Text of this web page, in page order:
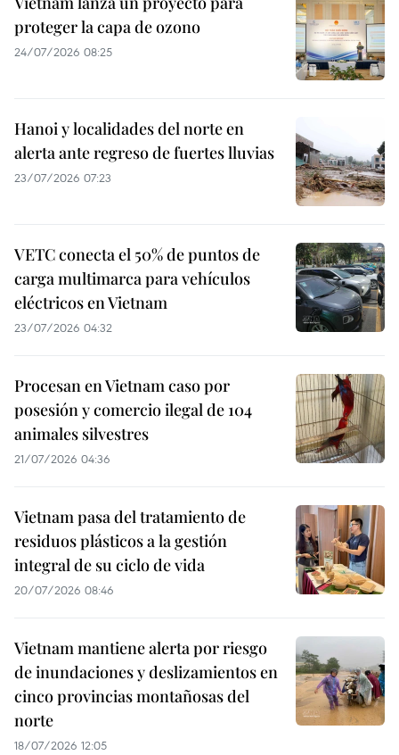
proteger la capa de ozono
24/07/2026 08:25
Hanoi y localidades del norte en
alerta ante regreso de fuertes lluvias
23/07/2026 07:23
VETC conecta el 50% de puntos de
carga multimarca para vehículos
eléctricos en Vietnam
23/07/2026 04:32
Procesan en Vietnam caso por
posesión y comercio ilegal de 104
animales silvestres
21/07/2026 04:36
Vietnam pasa del tratamiento de
residuos plásticos a la gestión
integral de su ciclo de vida
20/07/2026 08:46
Vietnam mantiene alerta por riesgo
de inundaciones y deslizamientos en
cinco provincias montañosas del
norte
18/07/2026 12:05